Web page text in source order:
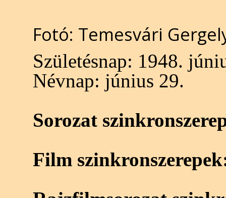
Fotó: Temesvári
Születésnap: 1948.
Névnap: június 29.
Sorozat
Film